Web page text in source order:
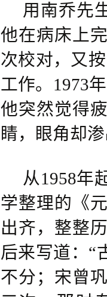
用南乔先
他在病床上
次校对，又
工作。1973
他突然觉得
睛，眼角却
从1958年
学整理的《
出齐，整整
后来写道：“
不分；宋曾